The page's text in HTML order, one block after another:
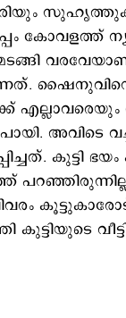
കോവളത്ത്
പോയി.
കുട്ടി
കുട്ടിയുടെ